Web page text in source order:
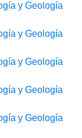
y Geología
y Geología
y Geología
y Geología
y Geología